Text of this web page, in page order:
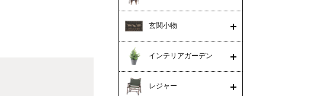
玄関小物
インテリアガーデン
レジャー